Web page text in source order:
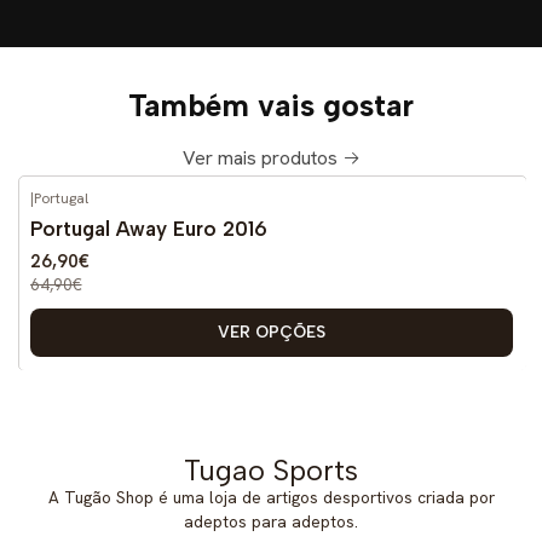
Também vais gostar
Ver mais produtos
-59% DESCONTO
|Portugal
Portugal Away Euro 2016
26,90€
64,90€
VER OPÇÕES
Tugao Sports
A Tugão Shop é uma loja de artigos desportivos criada por
adeptos para adeptos.